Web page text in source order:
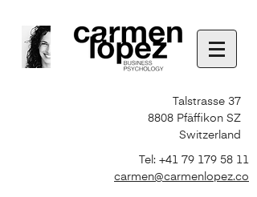
Talstrasse 37
8808 Pfäffikon SZ
Switzerland
Tel: +41 79 179 58 11
carmen@carmenlopez.co